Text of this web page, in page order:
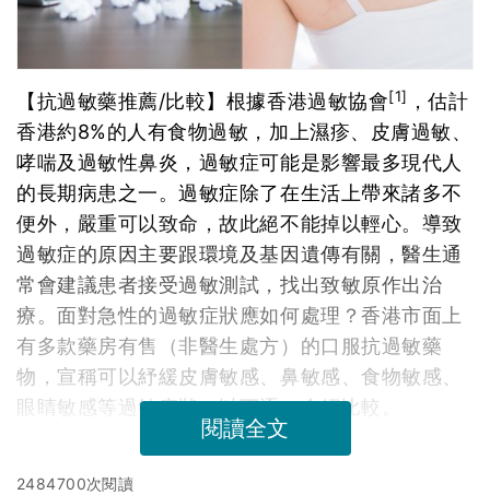
【抗過敏藥推薦/比較】根據香港過敏協會[1]
，估計
香港約8%的人有食物過敏，加上濕疹、皮膚過敏、
哮喘及過敏性鼻炎，過敏症可能是影響最多現代人
的長期病患之一。過敏症除了在生活上帶來諸多不
便外，嚴重可以致命，故此絕不能掉以輕心。導致
過敏症的原因主要跟環境及基因遺傳有關，醫生通
常會建議患者接受過敏測試，找出致敏原作出治
療。面對急性的過敏症狀應如何處理？香港市面上
有多款藥房有售（非醫生處方）的口服抗過敏藥
物，宣稱可以紓緩皮膚敏感、鼻敏感、食物敏感、
眼睛敏感等過敏症狀，以下逐一介紹比較。
閱讀全文
2484700次閱讀